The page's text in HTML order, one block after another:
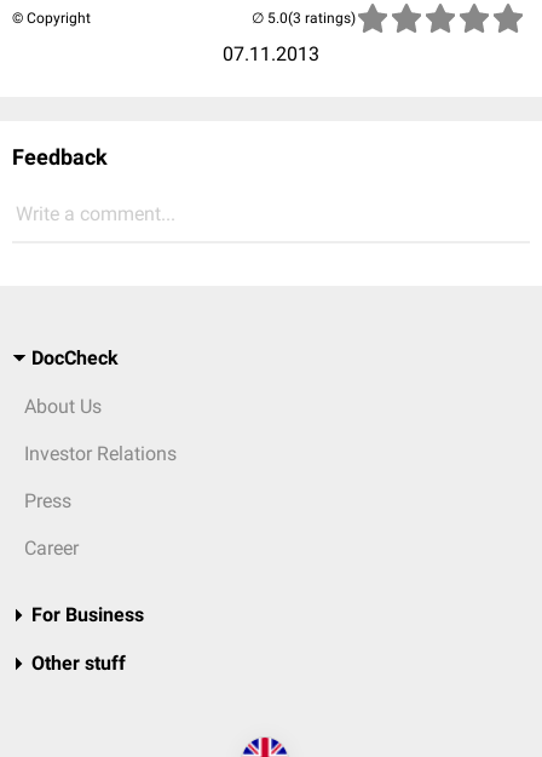
© Copyright
07.11.2013
(3 ratings)
Feedback
Write a comment...
DocCheck
About Us
Investor Relations
Press
Career
For Business
Other stuff